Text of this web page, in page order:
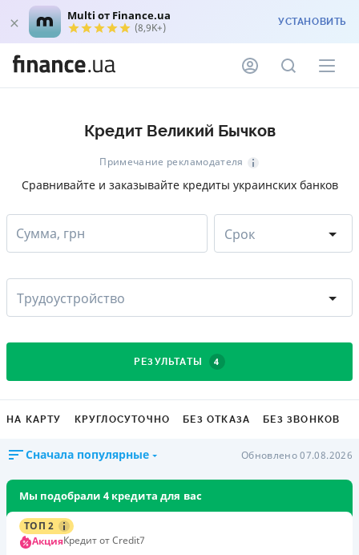
Multi от Finance.ua
(8,9K+) УСТАНОВИТЬ
Кредит Великий Бычков
Примечание рекламодателя
Сравнивайте и заказывайте кредиты украинских банков
Сумма, грн Срок
Трудоустройство
РЕЗУЛЬТАТЫ 4
НА КАРТУ КРУГЛОСУТОЧНО БЕЗ ОТКАЗА БЕЗ ЗВОНКОВ
Сначала популярные Обновлено 07.08.2026
Мы подобрали 4 кредита для вас
ТОП 2
АкцияКредит от Credit7